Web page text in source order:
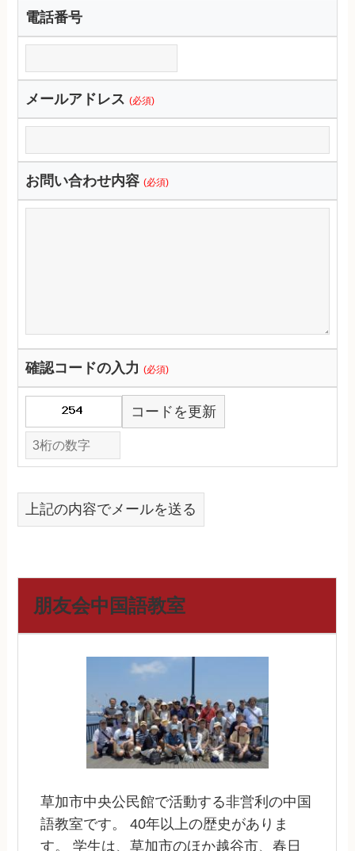
電話番号
メールアドレス (必須)
お問い合わせ内容 (必須)
確認コードの入力(必須)
コードを更新
上記の内容でメールを送る
朋友会中国語教室
草加市中央公民館で活動する非営利の中国
語教室です。 40年以上の歴史がありま
す。 学生は、草加市のほか越谷市、春日